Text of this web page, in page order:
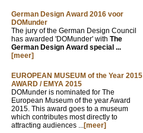
German Design Award 2016 voor
DOMunder
The jury of the German Design Council
has awarded 'DOMunder' with The
German Design Award special ...
[meer]
EUROPEAN MUSEUM of the Year 2015
AWARD / EMYA 2015
DOMunder is nominated for The
European Museum of the year Award
2015. This award goes to a museum
which contributes most directly to
attracting audiences ...[meer]